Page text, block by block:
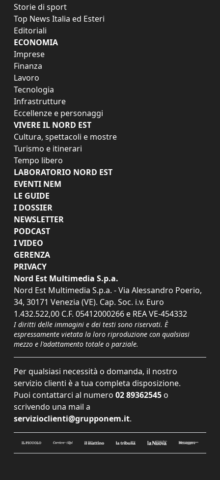
Storie di sport
Top News Italia ed Esteri
Editoriali
ECONOMIA
Imprese
Finanza
Lavoro
Tecnologia
Infrastrutture
Eccellenze e personaggi
VIVERE IL NORD EST
Cultura, spettacoli e mostre
Turismo e itinerari
Tempo libero
LABORATORIO NORD EST
EVENTI NEM
LE GUIDE
I DOSSIER
NEWSLETTER
PODCAST
I VIDEO
GERENZA
PRIVACY
Nord Est Multimedia S.p.a.
Nord Est Multimedia S.p.a. - Via Alessandro Poerio,
34, 30171 Venezia (VE). Cap. Soc. i.v. Euro
1.432.522,00 C.F. 05412000266 e REA VE-454332
I diritti delle immagini e dei testi sono riservati. È
espressamente vietata la loro riproduzione con qualsiasi
mezzo e l'adattamento totale o parziale.
Per qualsiasi necessità o domanda, il nostro
servizio clienti è a tua completa disposizione.
Puoi contattarci al numero 02 89362545 o
scrivendo una mail a
servizioclienti@grupponem.it.